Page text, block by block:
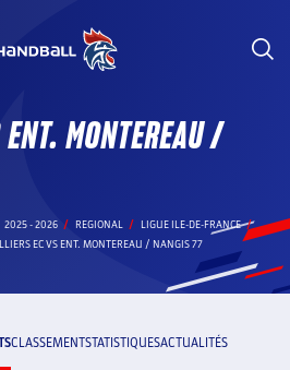
MONTEREAU /
2025 - 2026 REGIONAL
LIGUE ILE-DE-FRANCE
EC VS ENT. MONTEREAU / NANGIS 77
CLASSEMENTSTATISTIQUESACTUALITÉS